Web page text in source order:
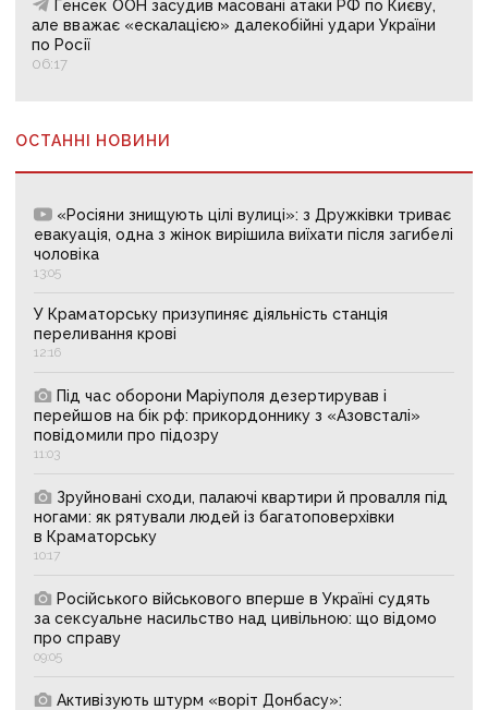
Генсек ООН засудив масовані атаки РФ по Києву,
але вважає «ескалацією» далекобійні удари України
по Росії
06:17
ОСТАННІ НОВИНИ
«Росіяни знищують цілі вулиці»: з Дружківки триває
евакуація, одна з жінок вирішила виїхати після загибелі
чоловіка
13:05
У Краматорську призупиняє діяльність станція
переливання крові
12:16
Під час оборони Маріуполя дезертирував і
перейшов на бік рф: прикордоннику з «Азовсталі»
повідомили про підозру
11:03
Зруйновані сходи, палаючі квартири й провалля під
ногами: як рятували людей із багатоповерхівки
в Краматорську
10:17
Російського військового вперше в Україні судять
за сексуальне насильство над цивільною: що відомо
про справу
09:05
Активізують штурм «воріт Донбасу»: